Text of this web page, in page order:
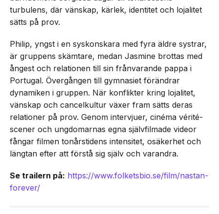
turbulens, där vänskap, kärlek, identitet och lojalitet
sätts på prov.
Philip, yngst i en syskonskara med fyra äldre systrar,
är gruppens skämtare, medan Jasmine brottas med
ångest och relationen till sin frånvarande pappa i
Portugal. Övergången till gymnasiet förändrar
dynamiken i gruppen. När konflikter kring lojalitet,
vänskap och cancelkultur växer fram sätts deras
relationer på prov. Genom intervjuer, cinéma vérité-
scener och ungdomarnas egna självfilmade videor
fångar filmen tonårstidens intensitet, osäkerhet och
längtan efter att förstå sig själv och varandra.
Se trailern på: https://www.folketsbio.se/film/nastan-
forever/